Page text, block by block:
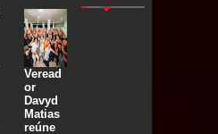
Veread
or
Davyd
Matias
reúne